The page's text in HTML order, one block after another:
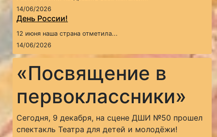
14/06/2026
День России!
12 июня наша страна отметила...
14/06/2026
«Посвящение в
первоклассники»
Сегодня, 9 декабря, на сцене ДШИ №50 прошел
спектакль Театра для детей и молодёжи!